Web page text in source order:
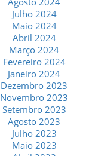
Julho 2024
Maio 2024
Abril 2024
Março 2024
Fevereiro 2024
Janeiro 2024
Dezembro 2023
Novembro 2023
Setembro 2023
Agosto 2023
Julho 2023
Maio 2023